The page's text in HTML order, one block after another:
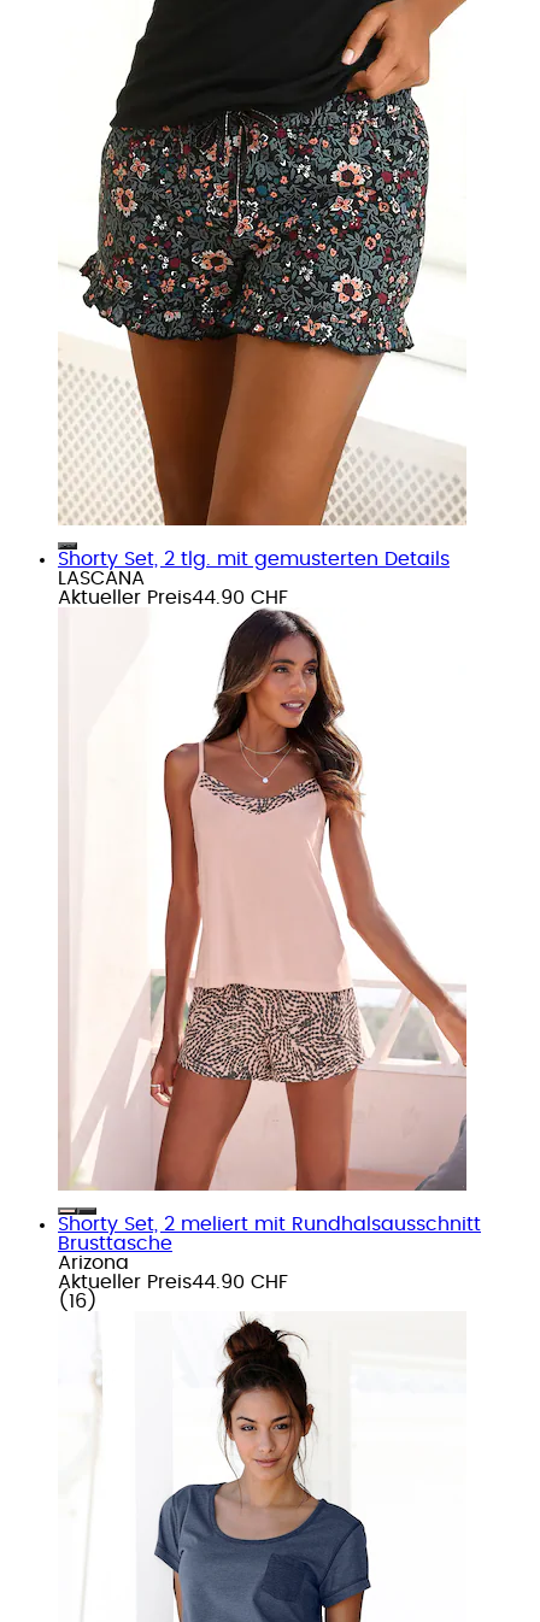
Shorty Set, 2 tlg. mit gemusterten Details
LASCANA
Aktueller Preis44.90 CHF
Shorty Set, 2 meliert mit Rundhalsausschnitt
Brusttasche
Arizona
Aktueller Preis44.90 CHF
( 16 )